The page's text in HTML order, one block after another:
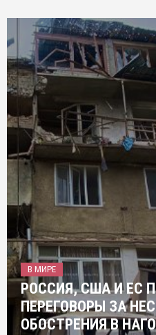
В МИРЕ
РОССИЯ, США И ЕС
ПЕРЕГОВОРЫ ЗА
ОБОСТРЕНИЯ В